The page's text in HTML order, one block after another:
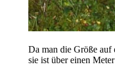
Da man die Größe auf
sie ist über einen